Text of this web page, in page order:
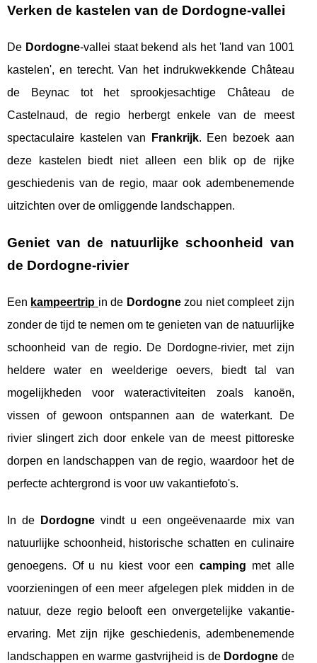
Verken de kastelen van de Dordogne-vallei
De Dordogne-vallei staat bekend als het 'land van 1001
kastelen', en terecht. Van het indrukwekkende Château
de Beynac tot het sprookjesachtige Château de
Castelnaud, de regio herbergt enkele van de meest
spectaculaire kastelen van
Frankrijk. Een bezoek aan
deze kastelen biedt niet alleen een blik op de rijke
geschiedenis van de regio, maar ook adembenemende
uitzichten over de omliggende landschappen.
Geniet van de natuurlijke schoonheid van
de Dordogne-rivier
Een kampeertrip in de Dordognezou niet compleet zijn
zonder de tijd te nemen om te genieten van de natuurlijke
schoonheid van de regio. De Dordogne-rivier, met zijn
heldere water en weelderige oevers, biedt tal van
mogelijkheden voor wateractiviteiten zoals kanoën,
vissen of gewoon ontspannen aan de waterkant. De
rivier slingert zich door enkele van de meest pittoreske
dorpen en landschappen van de regio, waardoor het de
perfecte achtergrond is voor uw vakantiefoto's.
In de Dordogne vindt u een ongeëvenaarde mix van
natuurlijke schoonheid, historische schatten en culinaire
genoegens. Of u nu kiest voor eencamping met alle
voorzieningen of een meer afgelegen plek midden in de
natuur, deze regio belooft een onvergetelijke vakantie-
ervaring. Met zijn rijke geschiedenis, adembenemende
landschappen en warme gastvrijheid is de Dordogne de